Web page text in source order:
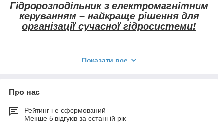
Гідророзподільник з електромагнітним
керуванням – найкраще рішення для
організації сучасної гідросистеми!
Показати все
Про нас
Рейтинг не сформований
Менше 5 відгуків за останній рік